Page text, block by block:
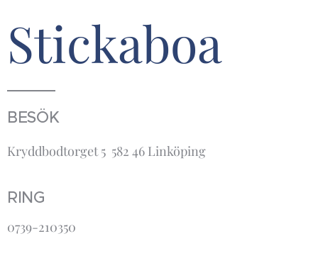
Stickaboa
BESÖK
Kryddbodtorget 5 582 46 Linköping
RING
0739-210350